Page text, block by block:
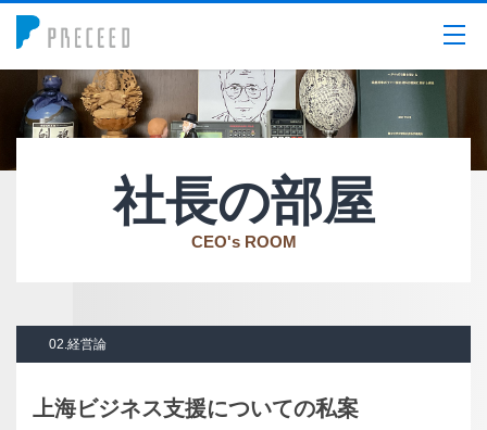
メニュー
社長の部屋
CEO's ROOM
02.経営論
上海ビジネス支援についての私案